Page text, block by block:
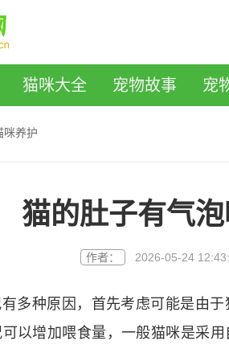
猫咪大全 宠物故事 宠
咪养护
猫的肚子有气
作者： 2026-05-24
多种原因，首先考虑可能是由
以增加喂食量，一般猫咪是采